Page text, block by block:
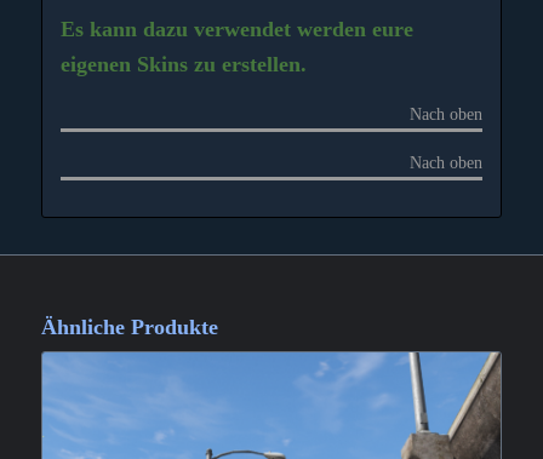
Es kann dazu verwendet werden eure
eigenen Skins zu erstellen.
Nach oben
Nach oben
Ähnliche Produkte